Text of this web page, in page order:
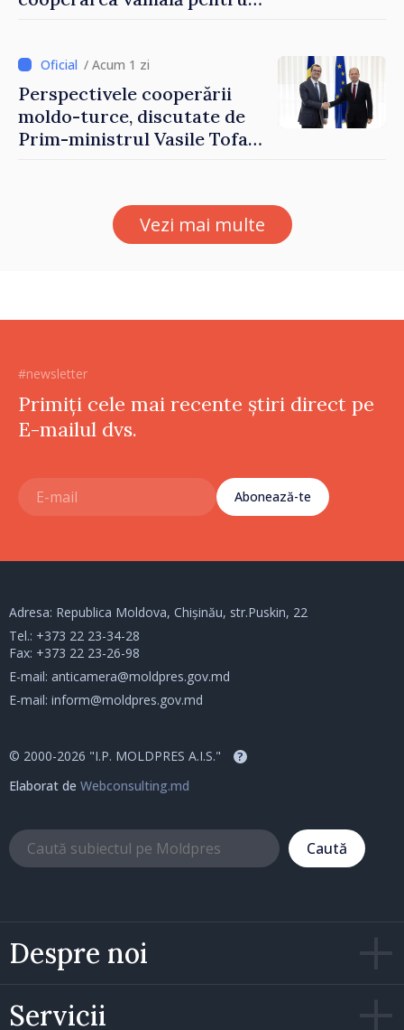
Reuniune la Moghiliov-
Podolsk
/ Acum 1 zi
Perspectivele cooperării
moldo-turce, discutate de
Prim-ministrul Vasile Tofan
Vezi mai multe
#newsletter
Primiți cele mai recente știri direct pe
E-mailul dvs.
Abonează-te
Despre noi
Servicii
Adresa: Republica Moldova, Chișinău, str.Puskin, 22
Tel.: +373 22 23-34-28
Fax: +373 22 23-26-98
E-mail: anticamera@moldpres.gov.md
E-mail: inform@moldpres.gov.md
© 2000-2026 "I.P. MOLDPRES A.I.S." ?
Elaborat de Webconsulting.md
Caută